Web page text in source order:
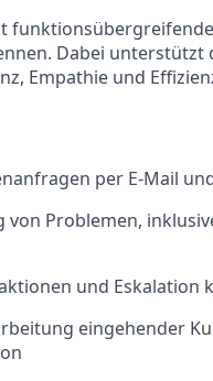
Dabei
Empathie und
per E-Mail
von Problemen,
und Eskalation
eingehender